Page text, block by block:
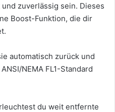
zuverlässig sein. Dieses
Boost-Funktion, die dir
automatisch zurück und
NEMA FL1-Standard
du weit entfernte